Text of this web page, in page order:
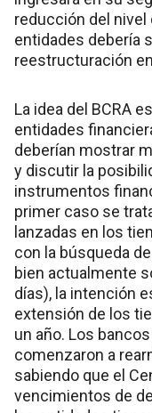
reducción del nivel
entidades debería
reestructuración
La idea del BCRA
entidades
deberían mostrar
y discutir la
instrumentos
primer caso se
lanzadas en los
con la búsqueda
bien actualmente
días), la intención
extensión de los
un año. Los
comenzaron a
sabiendo que el
vencimientos de